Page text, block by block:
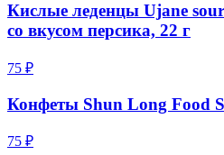
Кислые леденцы Ujane
со вкусом персика, 22 г
75 ₽
Конфеты Shun Long Food
75 ₽